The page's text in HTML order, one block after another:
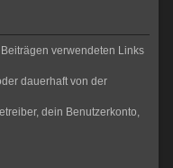
verwendeten Links
dauerhaft von der
dein Benutzerkonto,